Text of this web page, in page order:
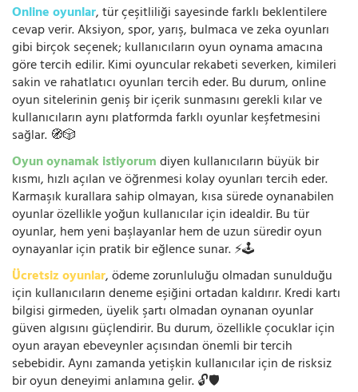
Online oyunlar, tür çeşitliliği sayesinde farklı beklentilere
cevap verir. Aksiyon, spor, yarış, bulmaca ve zeka oyunları
gibi birçok seçenek; kullanıcıların oyun oynama amacına
göre tercih edilir. Kimi oyuncular rekabeti severken, kimileri
sakin ve rahatlatıcı oyunları tercih eder. Bu durum, online
oyun sitelerinin geniş bir içerik sunmasını gerekli kılar ve
kullanıcıların aynı platformda farklı oyunlar keşfetmesini
sağlar. 🧭🎲
Oyun oynamak istiyorumdiyen kullanıcıların büyük bir
kısmı, hızlı açılan ve öğrenmesi kolay oyunları tercih eder.
Karmaşık kurallara sahip olmayan, kısa sürede oynanabilen
oyunlar özellikle yoğun kullanıcılar için idealdir. Bu tür
oyunlar, hem yeni başlayanlar hem de uzun süredir oyun
oynayanlar için pratik bir eğlence sunar. ⚡🕹️
Ücretsiz oyunlar, ödeme zorunluluğu olmadan sunulduğu
için kullanıcıların deneme eşiğini ortadan kaldırır. Kredi kartı
bilgisi girmeden, üyelik şartı olmadan oynanan oyunlar
güven algısını güçlendirir. Bu durum, özellikle çocuklar için
oyun arayan ebeveynler açısından önemli bir tercih
sebebidir. Aynı zamanda yetişkin kullanıcılar için de risksiz
bir oyun deneyimi anlamına gelir. 🔓🛡️